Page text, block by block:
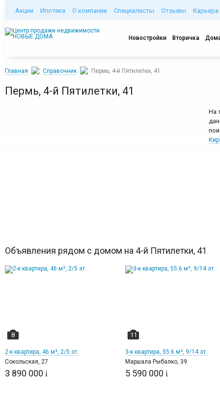
Акции Ипотека О компании Специалисты Отзывы Карьера
Новостройки Вторичка
Главная Справочник Пермь, 4-й Пятилетки, 41
Пермь, 4-й Пятилетки, 41
На
Объявления рядом с домом на 4-й Пятилетки, 41
8
2-к квартира, 46 м², 2/5 эт.
Сокольская, 27
3 890 000 i
11
3-к квартира, 55.6 м², 9/14 эт.
Маршала Рыбалко, 39
5 590 000 i